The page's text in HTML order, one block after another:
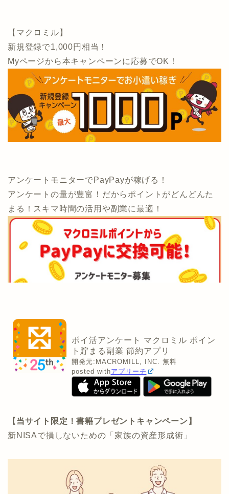
【マクロミル】
新規登録で1,000円相当！
Myページから本キャンペーンに応募でOK！
アンケートモニターでPayPayが稼げる！
アンケートの量が豊富！だからポイントがどんどんた
まる！スキマ時間の活用や副業に最適！
ポイ活アンケート マクロミル ポイン
ト貯まる副業 節約アプリ
開発元: MACROMILL, INC. 無料
posted withアプリーチ
【当サイト限定！書籍プレゼントキャンペーン】
新NISAで損しないための「家族の資産形成術」